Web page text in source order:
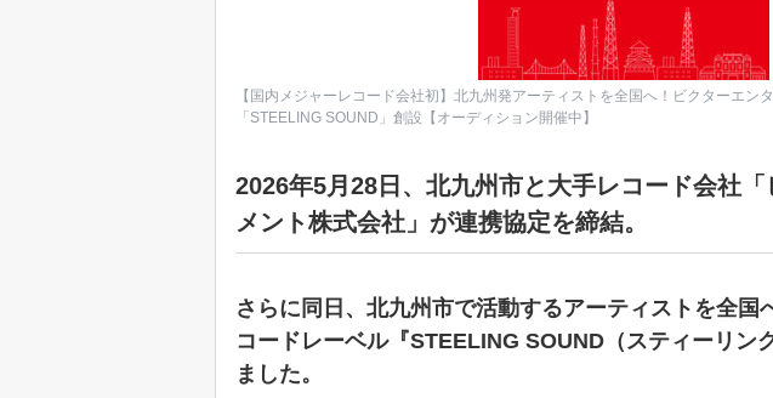
【国内メジャーレコード会社初】北九州発アーティストを全国へ！ビクターエン
「STEELING SOUND」創設【オーディション開催中】
2026年5月28日、北九州市と大手レコード会社
メント株式会社」が連携協定を締結。
さらに同日、北九州市で活動するアーティストを全国
コードレーベル『STEELING SOUND（スティーリン
ました。